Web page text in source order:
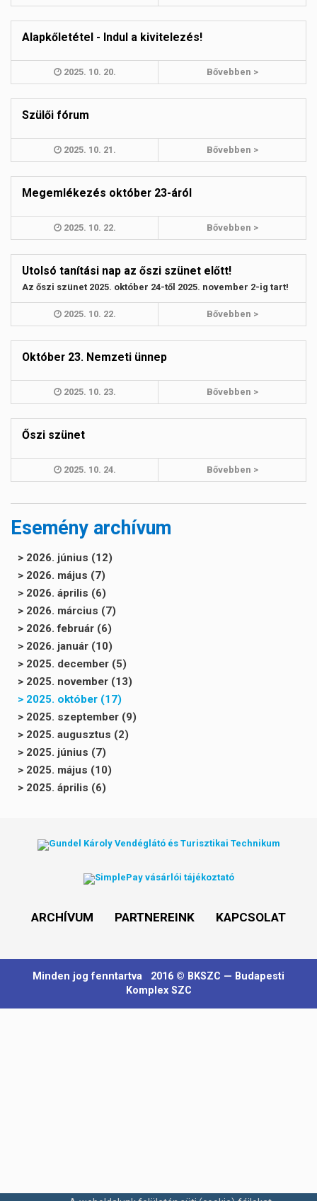
Alapkőletétel - Indul a kivitelezés!
2025. 10. 20. Bővebben >
Szülői fórum
2025. 10. 21. Bővebben >
Megemlékezés október 23-áról
2025. 10. 22. Bővebben >
Utolsó tanítási nap az őszi szünet előtt!
Az őszi szünet 2025. október 24-től 2025. november 2-ig tart!
2025. 10. 22. Bővebben >
Október 23. Nemzeti ünnep
2025. 10. 23. Bővebben >
Őszi szünet
2025. 10. 24. Bővebben >
Esemény archívum
> 2026. június (12)
> 2026. május (7)
> 2026. április (6)
> 2026. március (7)
> 2026. február (6)
> 2026. január (10)
> 2025. december (5)
> 2025. november (13)
> 2025. október (17)
> 2025. szeptember (9)
> 2025. augusztus (2)
> 2025. június (7)
> 2025. május (10)
> 2025. április (6)
ARCHÍVUM PARTNEREINK KAPCSOLAT
Minden jog fenntartva 2016 © BKSZC — Budapesti
Komplex SZC